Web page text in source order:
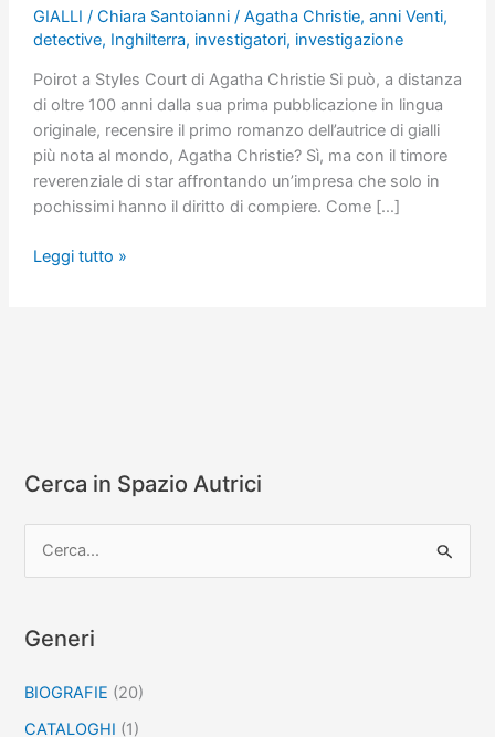
GIALLI / Chiara Santoianni / Agatha Christie, anni Venti,
detective, Inghilterra, investigatori, investigazione
Poirot a Styles Court di Agatha Christie Si può, a distanza
di oltre 100 anni dalla sua prima pubblicazione in lingua
originale, recensire il primo romanzo dell’autrice di gialli
più nota al mondo, Agatha Christie? Sì, ma con il timore
reverenziale di star affrontando un’impresa che solo in
pochissimi hanno il diritto di compiere. Come […]
Poirot
Leggi tutto »
Cerca in Spazio Autrici
c
:
Generi
BIOGRAFIE (20)
CATALOGHI (1)